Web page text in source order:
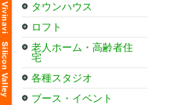
タウンハウス
ロフト
老人ホーム・高齢者住
宅
各種スタジオ
ブース・イベント